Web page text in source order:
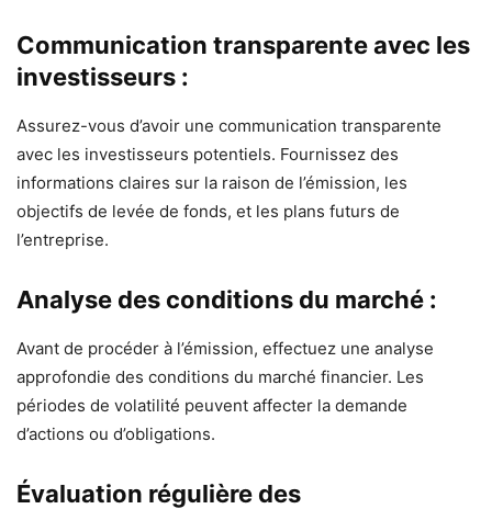
Communication transparente avec les
investisseurs :
Assurez-vous d’avoir une communication transparente
avec les investisseurs potentiels. Fournissez des
informations claires sur la raison de l’émission, les
objectifs de levée de fonds, et les plans futurs de
l’entreprise.
Analyse des conditions du marché :
Avant de procéder à l’émission, effectuez une analyse
approfondie des conditions du marché financier. Les
périodes de volatilité peuvent affecter la demande
d’actions ou d’obligations.
Évaluation régulière des